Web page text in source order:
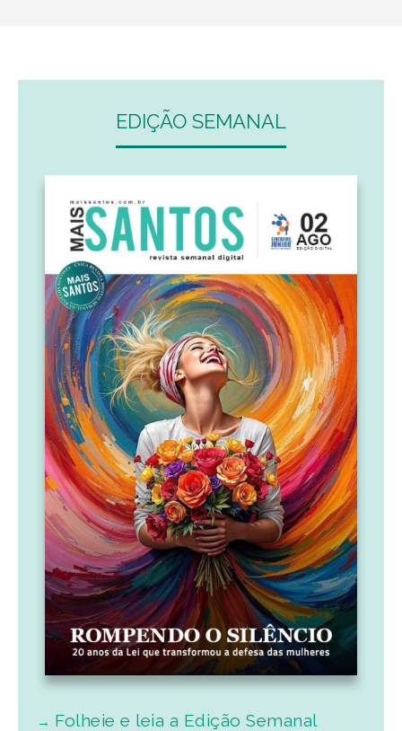
EDIÇÃO SEMANAL
Folheie e leia a Edição Semanal